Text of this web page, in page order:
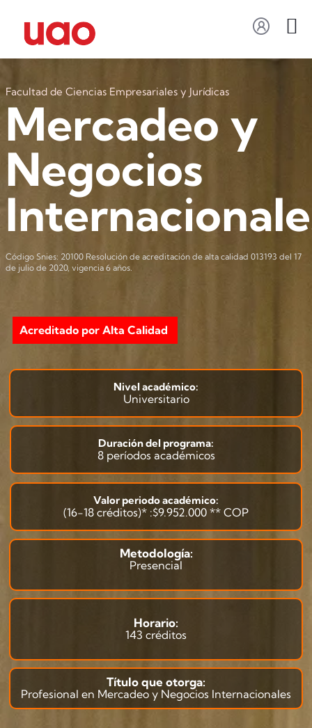
Facultad de Ciencias Empresariales y Jurídicas
Mercadeo y
Negocios
Código Snies: 20100 Resolución de acreditación de alta calidad 013193 del 17
de julio de 2020, vigencia 6 años.
Acreditado por Alta Calidad
Nivel académico:
Universitario
Duración del programa:
8 períodos académicos
Valor periodo académico:
(16-18 créditos)* :$9.952.000 ** COP
Metodología:
Presencial
Horario:
143 créditos
Título que otorga:
Profesional en Mercadeo y Negocios Internacionales